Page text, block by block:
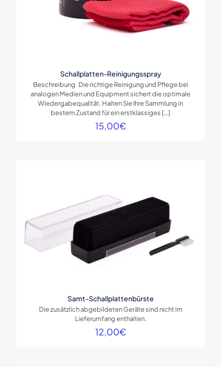
Schallplatten-Reinigungsspray
Beschreibung Die richtige Reinigung und Pflege bei
analogen Medien und Equipment sichert die optimale
Wiedergabequalität. Halten Sie Ihre Sammlung in
bestem Zustand für ein erstklassiges […]
15,00€
Samt-Schallplattenbürste
Die zusätzlich abgebildeten Geräte sind nicht im
Lieferumfang enthalten.
12,00€